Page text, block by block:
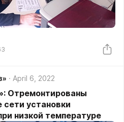
April 6, 2022
Отремонтированы
сети установки
низкой температуре